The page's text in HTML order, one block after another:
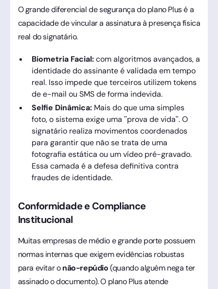
O grande diferencial de segurança do plano Plus é a
capacidade de vincular a assinatura à presença física
real do signatário.
Biometria Facial:com algoritmos avançados, a
identidade do assinante é validada em tempo
real. Isso impede que terceiros utilizem tokens
de e-mail ou SMS de forma indevida.
Selfie Dinâmica:Mais do que uma simples
foto, o sistema exige uma "prova de vida". O
signatário realiza movimentos coordenados
para garantir que não se trata de uma
fotografia estática ou um vídeo pré-gravado.
Essa camada é a defesa definitiva contra
fraudes de identidade.
Conformidade e Compliance
Institucional
Muitas empresas de médio e grande porte possuem
normas internas que exigem evidências robustas
para evitar onão-repúdio(quando alguém nega ter
assinado o documento). O plano Plus atende